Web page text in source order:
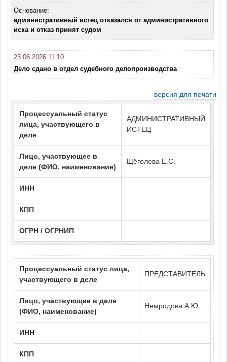
Основание:
административный истец отказался от административного
иска и отказ принят судом
23.06.2026 11:10
Дело сдано в отдел судебного делопроизводства
версия для печати
Процессуальный статус
лица, участвующего в
деле
АДМИНИСТРАТИВНЫЙ
ИСТЕЦ
Лицо, участвующее в
деле (ФИО, наименование)
Щёголева Е.С.
ИНН
КПП
ОГРН / ОГРНИП
Процессуальный статус лица,
участвующего в деле
ПРЕДСТАВИТЕЛЬ
Лицо, участвующее в деле
(ФИО, наименование)
Немродова А.Ю.
ИНН
КПП